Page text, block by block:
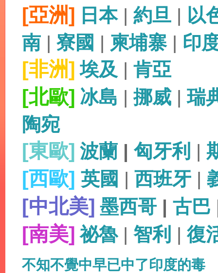
[亞洲] 日本| 約旦 | 以
南 | 寮國 | 柬埔寨| 印
[非洲] 埃及 | 肯亞
[北歐] 冰島 |挪威 |瑞
陶宛
[東歐] 波蘭 | 匈牙利 |
[西歐] 英國 | 西班牙 |
[中北美] 墨西哥 | 古巴
[南美] 祕魯| 智利 |復
不知不覺中早已中了印度的毒